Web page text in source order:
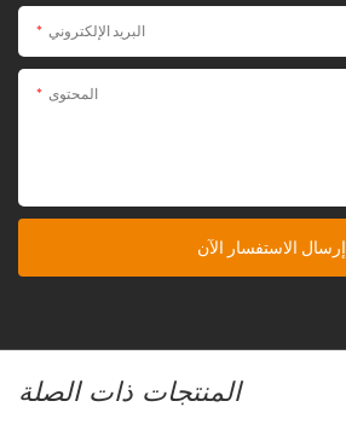
البريد الإلكتروني
المحتوى
إرسال الاستفسار الآن
المنتجات ذات الصلة